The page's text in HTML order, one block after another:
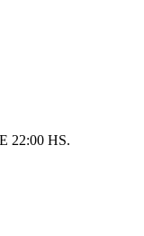
22:00 HS.